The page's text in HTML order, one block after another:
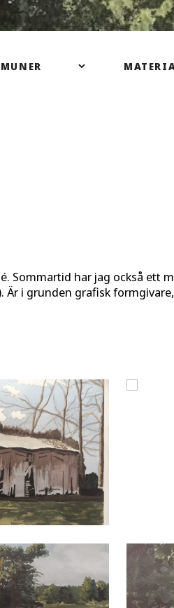
Sommartid har jag också ett
i grunden grafisk